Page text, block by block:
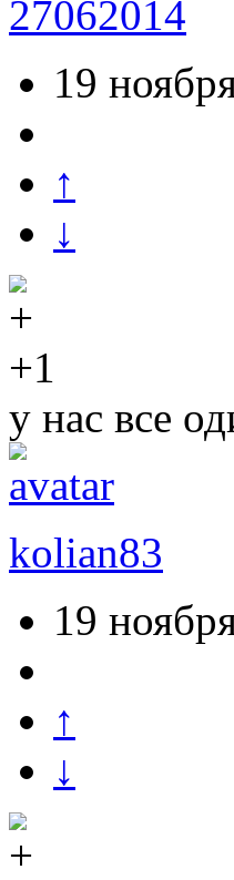
27062014
19
↑
↓
+1
у нас все
kolian83
19
↑
↓